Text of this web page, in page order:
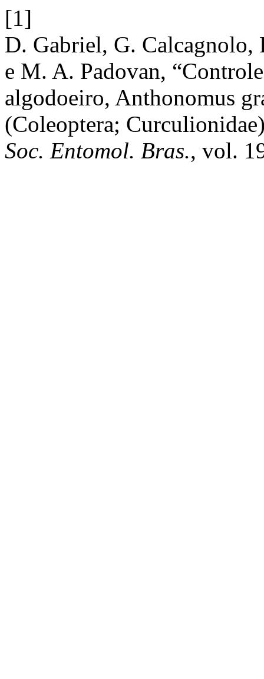
[1]
D. Gabriel, G. Calcagnolo,
e M. A. Padovan,
algodoeiro, Anthonomus
(Coleoptera;
Soc. Entomol. Bras., vol.